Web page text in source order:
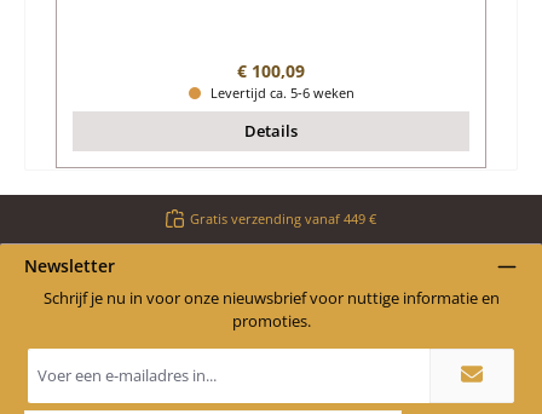
Normale prijs:
€ 100,09
Levertijd ca. 5-6 weken
Details
Gratis verzending vanaf 449 €
Newsletter
Schrijf je nu in voor onze nieuwsbrief voor nuttige informatie en
promoties.
mailadres